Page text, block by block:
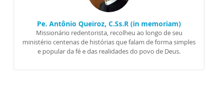
Pe. Antônio Queiroz, C.Ss.R (in memoriam)
Missionário redentorista, recolheu ao longo de seu
ministério centenas de histórias que falam de forma simples
e popular da fé e das realidades do povo de Deus.